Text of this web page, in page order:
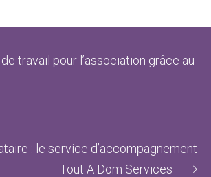
travail pour l’association grâce au
: le service d’accompagnement
Tout A Dom Services